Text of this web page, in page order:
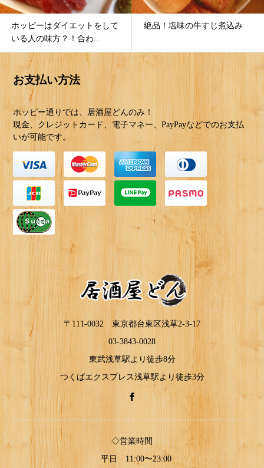
絶品！塩味の牛すじ煮込み
ちょっと気分転換したい人に
お支払い方法
ホッピー通りでは、居酒屋どんのみ！
現金、クレジットカード、電子マネー、PayPayなどでのお支払
いが可能です。
〒111-0032 東京都台東区浅草2-3-17
03-3843-0028
東武浅草駅より徒歩8分
つくばエクスプレス浅草駅より徒歩3分
◇営業時間
平日 11:00〜23:00